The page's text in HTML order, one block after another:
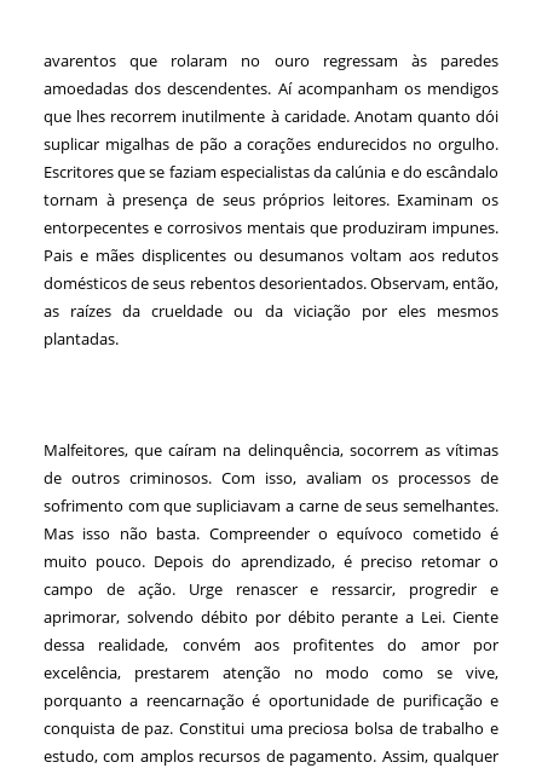
avarentos que rolaram no ouro regressam às paredes
amoedadas dos descendentes. Aí acompanham os mendigos
que lhes recorrem inutilmente à caridade. Anotam quanto dói
suplicar migalhas de pão a corações endurecidos no orgulho.
Escritores que se faziam especialistas da calúnia e do escândalo
tornam à presença de seus próprios leitores. Examinam os
entorpecentes e corrosivos mentais que produziram impunes.
Pais e mães displicentes ou desumanos voltam aos redutos
domésticos de seus rebentos desorientados. Observam, então,
as raízes da crueldade ou da viciação por eles mesmos
plantadas.
Malfeitores, que caíram na delinquência, socorrem as vítimas
de outros criminosos. Com isso, avaliam os processos de
sofrimento com que supliciavam a carne de seus semelhantes.
Mas isso não basta. Compreender o equívoco cometido é
muito pouco. Depois do aprendizado, é preciso retomar o
campo de ação. Urge renascer e ressarcir, progredir e
aprimorar, solvendo débito por débito perante a Lei. Ciente
dessa realidade, convém aos profitentes do amor por
excelência, prestarem atenção no modo como se vive,
porquanto a reencarnação é oportunidade de purificação e
conquista de paz. Constitui uma preciosa bolsa de trabalho e
estudo, com amplos recursos de pagamento. Assim, qualquer